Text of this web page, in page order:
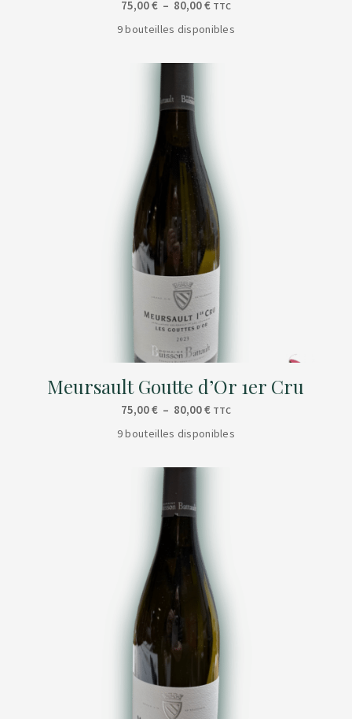
75,00€ – 80,00€
de
TTC
9 bouteilles disponibles
Meursault Goutte d’Or 1er Cru
75,00€ – 80,00€Plage
TTC
9 bouteilles disponibles